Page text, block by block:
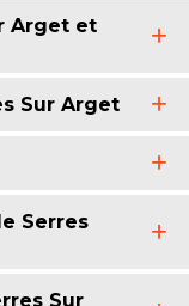
Arget et
Sur Arget
Serres
Sur